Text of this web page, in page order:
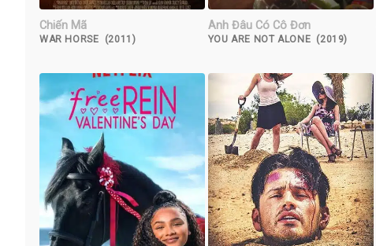
Chiến Mã
WAR HORSE (2011)
Anh Đâu Có Cô Đơn
YOU ARE NOT ALONE (2019)